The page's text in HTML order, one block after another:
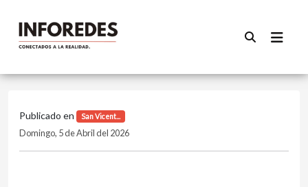
Publicado en San Vicent...
Domingo, 5 de Abril del 2026